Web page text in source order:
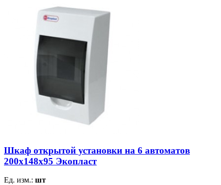
Шкаф открытой установки на 6 автоматов
200х148х95 Экопласт
Ед. изм.: шт